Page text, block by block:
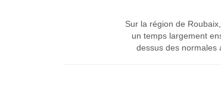
Sur la région de
un temps largement
dessus des normales